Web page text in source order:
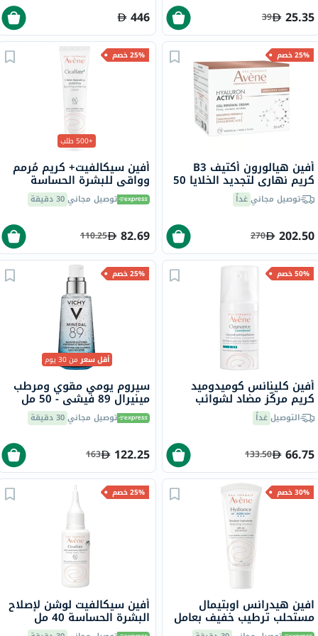
25.35
39
446
25% خصم
أفين هيالورون أكتيف B3
كريم نهاري لتجديد الخلايا 50
ملتوصيل مجانيغداً
202.50
270
25% خصم
+500 طلب
أفين سيكالفيت+ كريم مُرمم
وواقي للبشرة الحساسة
المعرضة للتهيج 40 مل
توصيل مجاني30 دقيقة
82.69
110.25
50% خصم
أفين كلينانس كوميدوميد
كريم مركّز مضاد لشوائب
البشرة المعرضة لحب الشباب
30 ملالتوصيلغداً
66.75
133.50
25% خصم
أقل سعرمن 30 يوم
سيروم يومي مقوي ومرطب
مينيرال 89 فيشي - 50 مل
توصيل مجاني30 دقيقة
122.25
163
30% خصم
افين هيدرانس اوبتيمال
مستحلب ترطيب خفيف بعامل
حماية من الشمس 30 40 مل
25% خصم
أفين سيكالفيت لوشن لإصلاح
البشرة الحساسة 40 مل